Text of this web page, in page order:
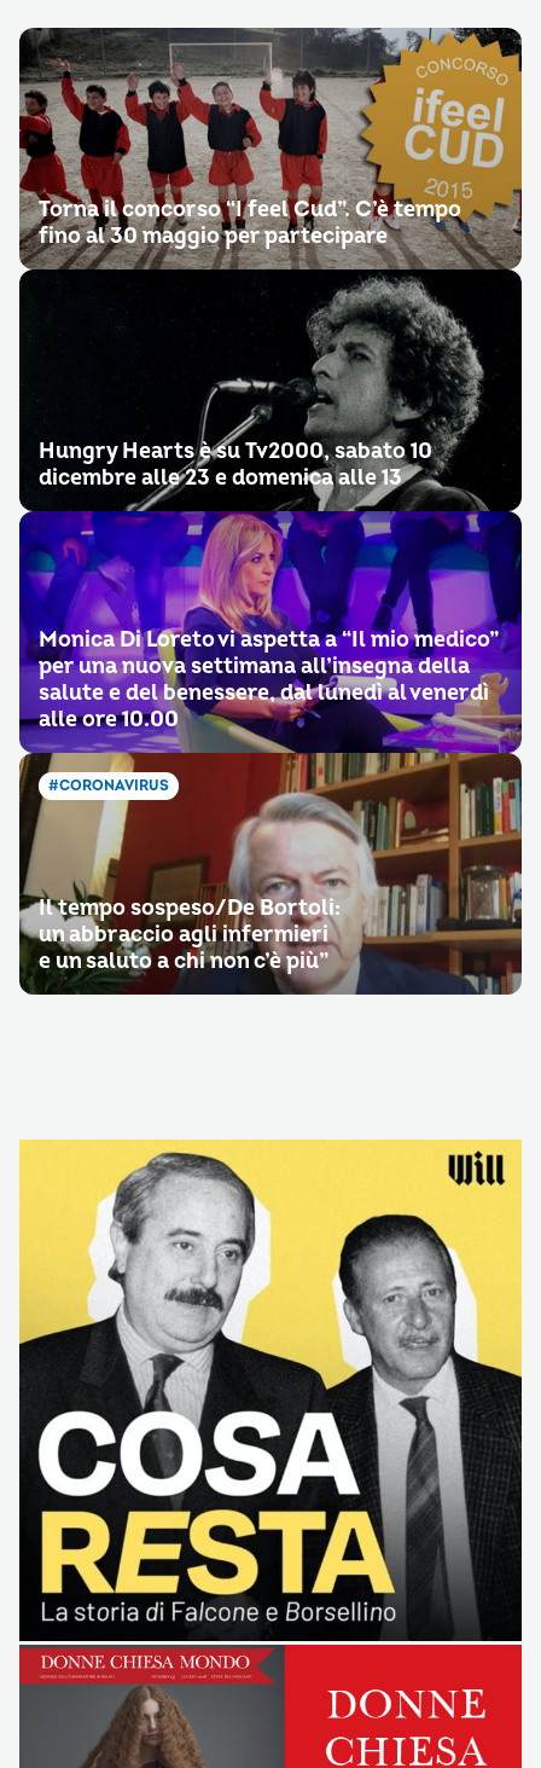
Torna il concorso “I feel Cud”. C’è tempo
fino al 30 maggio per partecipare
Hungry Hearts è su Tv2000, sabato 10
dicembre alle 23 e domenica alle 13
Monica Di Loreto vi aspetta a “Il mio medico”
per una nuova settimana all’insegna della
salute e del benessere, dal lunedì al venerdì
alle ore 10.00
#CORONAVIRUS
Il tempo sospeso/De Bortoli:
un abbraccio agli infermieri
e un saluto a chi non c’è più”